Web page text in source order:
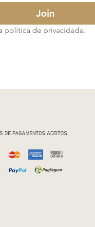
Join
política de privacidade.
DE PAGAMENTOS ACEITOS